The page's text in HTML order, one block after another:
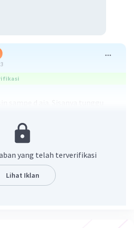
yang telah terverifikasi
Lihat Iklan